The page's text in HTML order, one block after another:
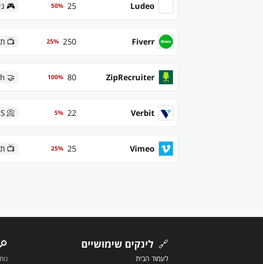
Ludeo
25
%
50
🎮
Fiverr
250
%
25
📺
ZipRecruiter
80
%
100
🤝 HRTech
Verbit
22
%
5
📀 SaaS
Vimeo
25
%
25
📺
🔗 לינקים שימושיים
לעמוד הבית